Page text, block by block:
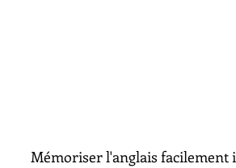
Mémoriser l'anglais facilement